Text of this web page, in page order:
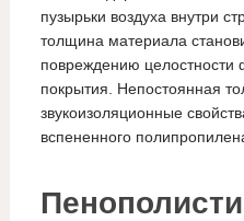
пузырьки воздуха внутри
толщина материала
повреждению целостности
покрытия. Непостоянная
звукоизоляционные
вспененного